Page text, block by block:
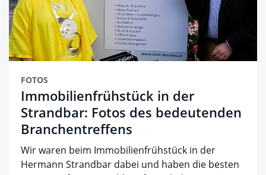
FOTOS
Immobilienfrühstück in der
Strandbar: Fotos des bedeutenden
Branchentreffens
Wir waren beim Immobilienfrühstück in der
Hermann Strandbar dabei und haben die besten